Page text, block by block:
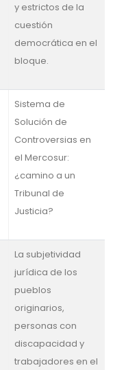
y estrictos de la
cuestión
democrática en el
bloque.
Sistema de
Solución de
Controversias en
el Mercosur:
¿camino a un
Tribunal de
Justicia?
La subjetividad
jurídica de los
pueblos
originarios,
personas con
discapacidad y
trabajadores en el